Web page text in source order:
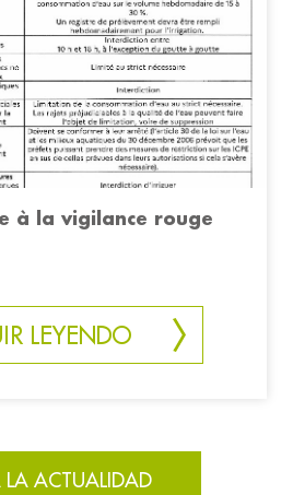
à la vigilance rouge
LEYENDO
ACTUALIDAD